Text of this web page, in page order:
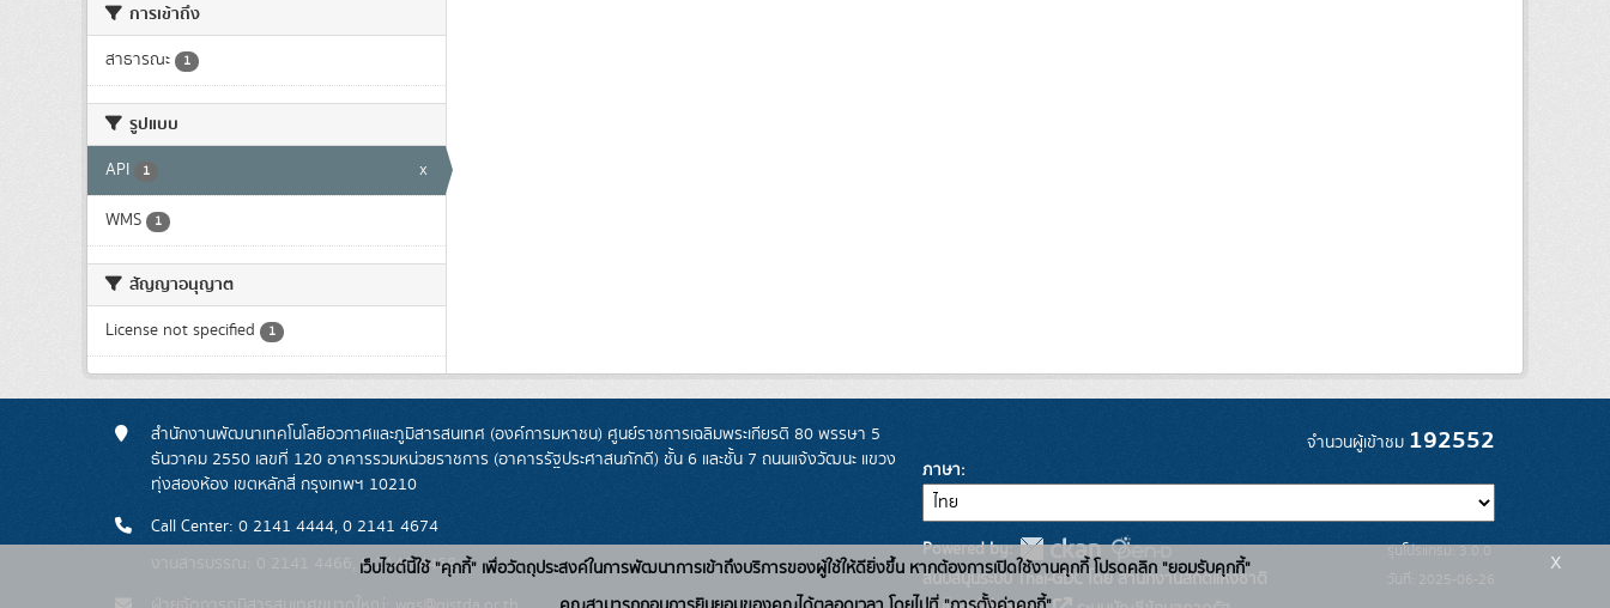
การเข้าถึง
สาธารณะ 1
รูปแบบ
API 1 x
WMS 1
สัญญาอนุญาต
License not specified 1
สำนักงานพัฒนาเทคโนโลยีอวกาศและภูมิสารสนเทศ (องค์การมหาชน) ศูนย์ราชการเฉลิมพระเกียรติ 80 พรรษา 5
ธันวาคม 2550 เลขที่ 120 อาคารรวมหน่วยราชการ (อาคารรัฐประศาสนภักดี) ชั้น 6 และชั้น 7 ถนนแจ้งวัฒนะ แขวง
ทุ่งสองห้อง เขตหลักสี่ กรุงเทพฯ 10210
Call Center: 0 2141 4444, 0 2141 4674
งานสารบรรณ: 0 2141 4466, 0 2141 4468
จำนวนผู้เข้าชม 192552
ภาษา
Powered by:
สนับสนุนระบบ Thai-GDC โดย สำนักงานสถิติแห่งชาติ
รุ่นโปรแกรม: 3.0.0
วันที่: 2025-06-26
เว็บไซต์นี้ใช้ "คุกกี้" เพื่อวัตถุประสงค์ในการพัฒนาการเข้าถึงบริการของผู้ใช้ให้ดียิ่งขึ้น หากต้องการเปิดใช้งานคุกกี้ โปรดคลิก "ยอมรับคุกกี้"
x